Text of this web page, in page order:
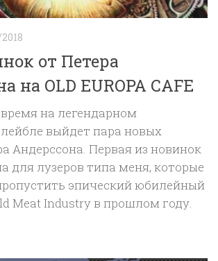
от Петера
на OLD EUROPA CAFE
на легендарном
выйдет пара новых
Андерссона. Первая из новинок
для лузеров типа меня, которые
эпический юбилейный
Meat Industry в прошлом году.